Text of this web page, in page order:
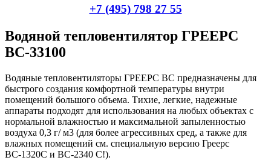
+7 (495) 798 27 55
Водяной тепловентилятор ГРЕЕРС
ВС-33100
Водяные тепловентиляторы ГРЕЕРС ВС предназначены для
быстрого создания комфортной температуры внутри
помещений большого объема. Тихие, легкие, надежные
аппараты подходят для использования на любых объектах с
нормальной влажностью и максимальной запыленностью
воздуха 0,3 г/ м3 (для более агрессивных сред, а также для
влажных помещений см. специальную версию Греерс
ВС-1320С и ВС-2340 С!).